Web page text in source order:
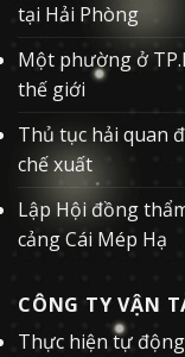
tại Hải Phòng
Một phường ở
thế giới
Thủ tục hải quan
chế xuất
Lập Hội đồng
cảng Cái Mép Hạ
CÔNG TY VẬN
Thực hiện tự